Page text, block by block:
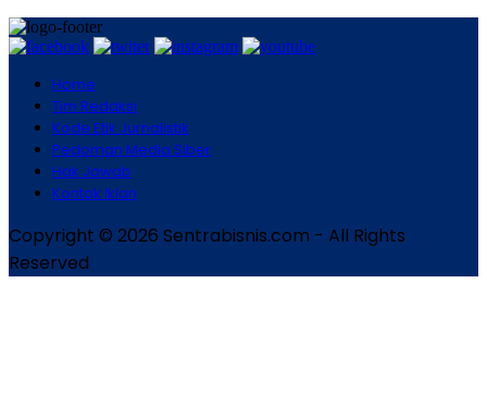
Home
Tim Redaksi
Kode Etik Jurnalistik
Pedoman Media Siber
Hak Jawab
Kontak Iklan
Copyright © 2026 Sentrabisnis.com - All Rights
Reserved